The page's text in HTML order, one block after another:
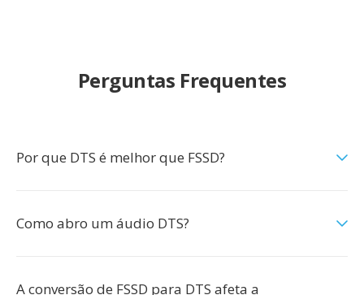
Perguntas Frequentes
Por que DTS é melhor que FSSD?
Como abro um áudio DTS?
A conversão de FSSD para DTS afeta a